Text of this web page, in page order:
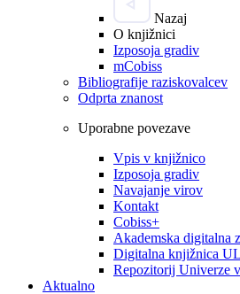
Nazaj
O knjižnici
Izposoja gradiv
mCobiss
Bibliografije raziskovalcev
Odprta znanost
Uporabne povezave
Vpis v knjižnico
Izposoja gradiv
Navajanje virov
Kontakt
Cobiss+
Akademska digitalna
Digitalna knjižnica UL
Repozitorij Univerze
Aktualno